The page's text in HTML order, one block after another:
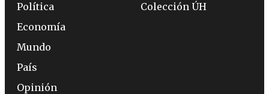
Política
Economía
Mundo
País
Opinión
Colección ÚH